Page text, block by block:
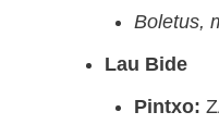
Boletus,
Lau Bide
Pintxo: